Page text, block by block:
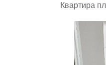
Квартира